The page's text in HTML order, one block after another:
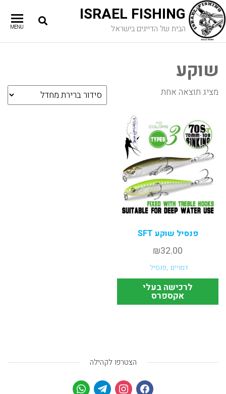
ISRAEL FISHING
הבית של הדייגים בישראל MENU
שוקע
מציג תוצאה אחת
פנסיל שוקע SFT
₪32.00
דמויים ,פנסיל
לרכישה בעלי
אקספרס
הצטרפו לקהילה